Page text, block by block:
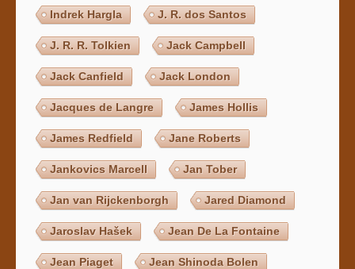
Indrek Hargla J. R. dos Santos
J. R. R. Tolkien Jack Campbell
Jack Canfield Jack London
Jacques de Langre James Hollis
James Redfield Jane Roberts
Jankovics Marcell Jan Tober
Jan van Rijckenborgh Jared Diamond
Jaroslav Hašek Jean De La Fontaine
Jean Piaget Jean Shinoda Bolen